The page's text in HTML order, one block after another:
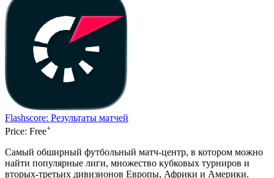
Flashscore: Результаты матчей
Price: Free+
Самый обширный футбольный матч-центр, в котором можно
найти популярные лиги, множество кубковых турниров и
вторых-третьих дивизионов Европы, Африки и Америки.